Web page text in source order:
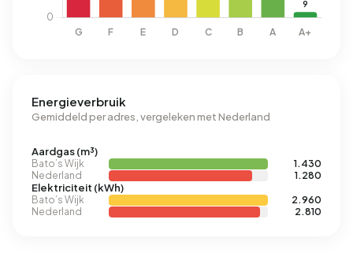
Energieverbruik
Gemiddeld per adres, vergeleken met Nederland
Aardgas (m³)
Bato’s Wijk
1.430
Nederland
1.280
Elektriciteit (kWh)
Bato’s Wijk
2.960
Nederland
2.810